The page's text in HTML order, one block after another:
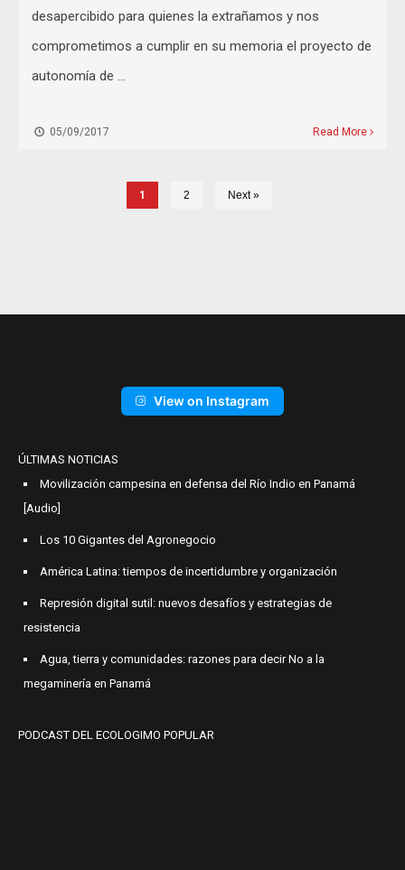
desapercibido para quienes la extrañamos y nos
comprometimos a cumplir en su memoria el proyecto de
autonomía de …
05/09/2017 Read More
1 2 Next »
View on Instagram
ÚLTIMAS NOTICIAS
Movilización campesina en defensa del Río Indio en Panamá
[Audio]
Los 10 Gigantes del Agronegocio
América Latina: tiempos de incertidumbre y organización
Represión digital sutil: nuevos desafíos y estrategias de
resistencia
Agua, tierra y comunidades: razones para decir No a la
megaminería en Panamá
PODCAST DEL ECOLOGIMO POPULAR